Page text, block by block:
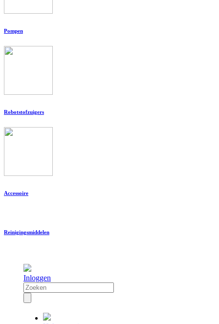
Pompen
Robotstofzuigers
Accessoire
Reinigingsmiddelen
Inloggen